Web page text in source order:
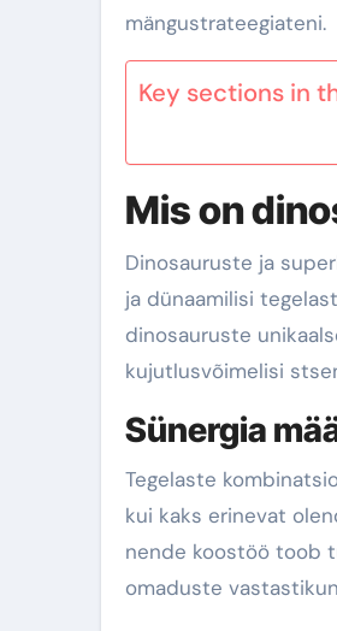
mängustrateegiateni.
Key sections in
Mis on
Dinosauruste ja
ja dünaamilisi
dinosauruste
kujutlusvõimelisi
Sünergia
Tegelaste
kui kaks erinevat
nende koostöö toob
omaduste